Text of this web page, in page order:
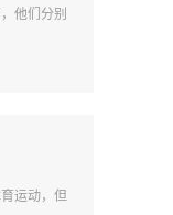
他们分别
运动，但